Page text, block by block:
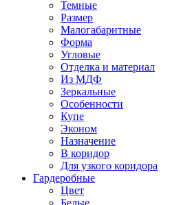
Темные
Размер
Малогабаритные
Форма
Угловые
Отделка и материал
Из МДФ
Зеркальные
Особенности
Купе
Эконом
Назначение
В коридор
Для узкого коридора
Гардеробные
Цвет
Белые